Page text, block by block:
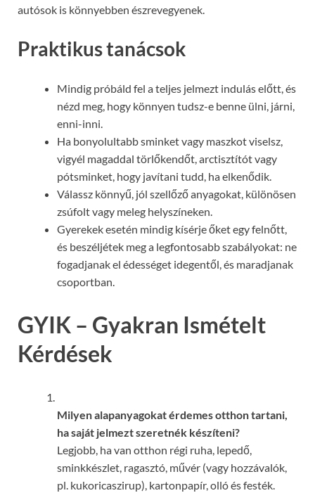
autósok is könnyebben észrevegyenek.
Praktikus tanácsok
Mindig próbáld fel a teljes jelmezt indulás előtt, és
nézd meg, hogy könnyen tudsz-e benne ülni, járni,
enni-inni.
Ha bonyolultabb sminket vagy maszkot viselsz,
vigyél magaddal törlőkendőt, arctisztítót vagy
pótsminket, hogy javítani tudd, ha elkenődik.
Válassz könnyű, jól szellőző anyagokat, különösen
zsúfolt vagy meleg helyszíneken.
Gyerekek esetén mindig kísérje őket egy felnőtt,
és beszéljétek meg a legfontosabb szabályokat: ne
fogadjanak el édességet idegentől, és maradjanak
csoportban.
GYIK – Gyakran Ismételt
Kérdések
Milyen alapanyagokat érdemes otthon tartani,
ha saját jelmezt szeretnék készíteni?
Legjobb, ha van otthon régi ruha, lepedő,
sminkkészlet, ragasztó, művér (vagy hozzávalók,
pl. kukoricaszirup), kartonpapír, olló és festék.